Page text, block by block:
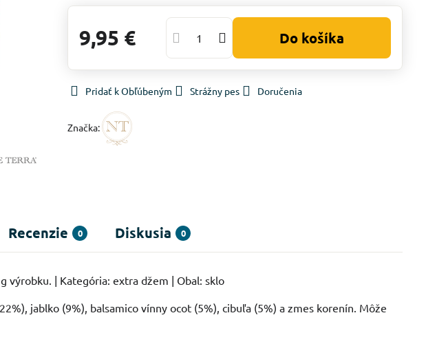
9,95 € Do košíka
Pridať k Obľúbeným Strážny pes Doručenia
Značka:
Recenzie 0 Diskusia 0
výrobku. | Kategória: extra džem | Obal: sklo
jablko (9%), balsamico vínny ocot (5%), cibuľa (5%) a zmes korenín. Môže